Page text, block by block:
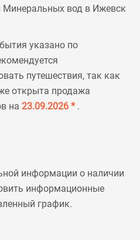
вод в Ижевск
указано по
путешествия, так как
открыта продажа
на 23.09.2026 * .
информации о наличии
информационные
график.